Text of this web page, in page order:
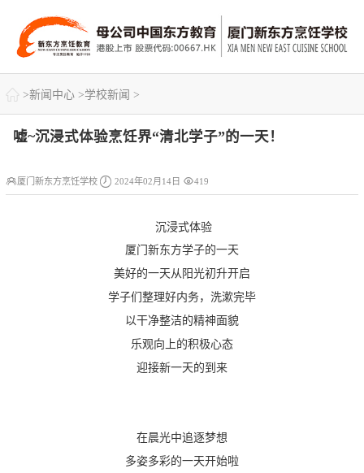
 >新闻中心 >学校新闻 >
嘘~沉浸式体验烹饪界“清北学子”的一天！
厦门新东方烹饪学校  2024年02月14日 419
沉浸式体验
厦门新东方学子的一天
美好的一天从阳光初升开启
学子们整理好内务，洗漱完毕
以干净整洁的精神面貌
乐观向上的积极心态
迎接新一天的到来
在晨光中追逐梦想
多姿多彩的一天开始啦